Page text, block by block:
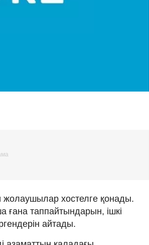
хостелге қонады.
ғана таппайтындарын, ішкі
айтады.